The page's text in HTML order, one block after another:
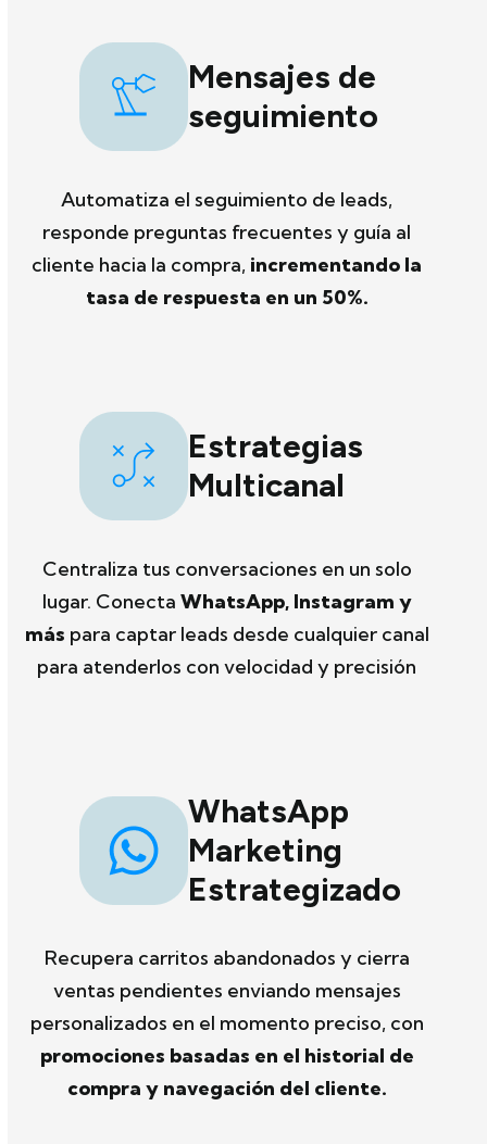
Mensajes de
seguimiento
Automatiza el seguimiento de leads,
responde preguntas frecuentes y guía al
cliente hacia la compra, incrementando la
tasa de respuesta en un 50%.
Estrategias
Multicanal
Centraliza tus conversaciones en un solo
lugar. Conecta WhatsApp, Instagram y
más para captar leads desde cualquier canal
para atenderlos con velocidad y precisión
WhatsApp
Marketing
Estrategizado
Recupera carritos abandonados y cierra
ventas pendientes enviando mensajes
personalizados en el momento preciso, con
promociones basadas en el historial de
compra y navegación del cliente.